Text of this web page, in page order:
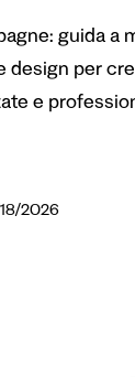
guida a
design per
e
2026